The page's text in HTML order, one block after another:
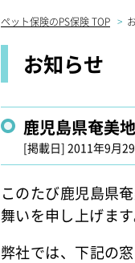
ペット保険のPS保険 TOP >
お知らせ
鹿児島県奄美
[掲載日] 2011年9月
このたび鹿児島県
舞いを申し上げます
弊社では、下記の